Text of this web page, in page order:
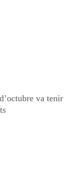
va tenir